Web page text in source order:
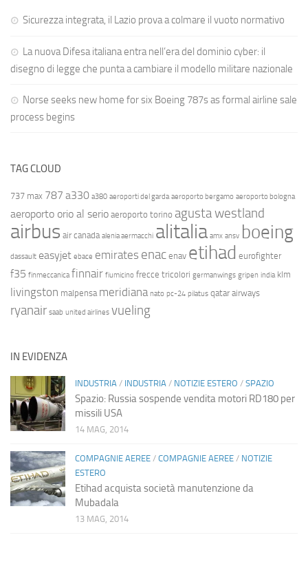
Sicurezza integrata, il Lazio prova a colmare il vuoto normativo
La nuova Difesa italiana entra nell’era del dominio cyber: il
disegno di legge che punta a cambiare il modello militare nazionale
Norse seeks new home for six Boeing 787s as formal airline sale
process begins
TAG CLOUD
737 max 787 a330 a380 aeroporti del garda aeroporto bergamo aeroporto bologna
aeroporto orio al serio aeroporto torino agusta westland
airbus air canada alenia aermacchi alitalia amx ansv boeing
dassault easyjet ebace emirates enac enav etihad eurofighter
f35 finmeccanica finnair fiumicino frecce tricolori germanwings gripen india klm
livingston malpensa meridiana nato pc-24 pilatus qatar airways
ryanair saab united airlines vueling
IN EVIDENZA
INDUSTRIA / INDUSTRIA / NOTIZIE ESTERO / SPAZIO
Spazio: Russia sospende vendita motori RD180 per
missili USA
14 MAG, 2014
COMPAGNIE AEREE / COMPAGNIE AEREE / NOTIZIE
ESTERO
Etihad acquista società manutenzione da
Mubadala
13 MAG, 2014